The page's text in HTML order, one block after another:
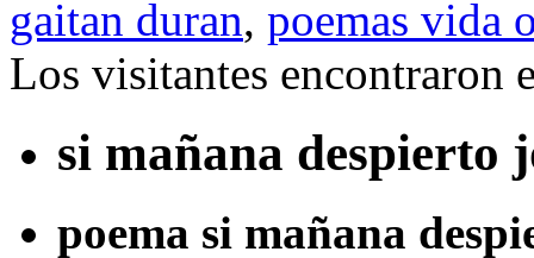
gaitan duran, poemas vida
Los visitantes encontraron
si mañana despierto
poema si mañana